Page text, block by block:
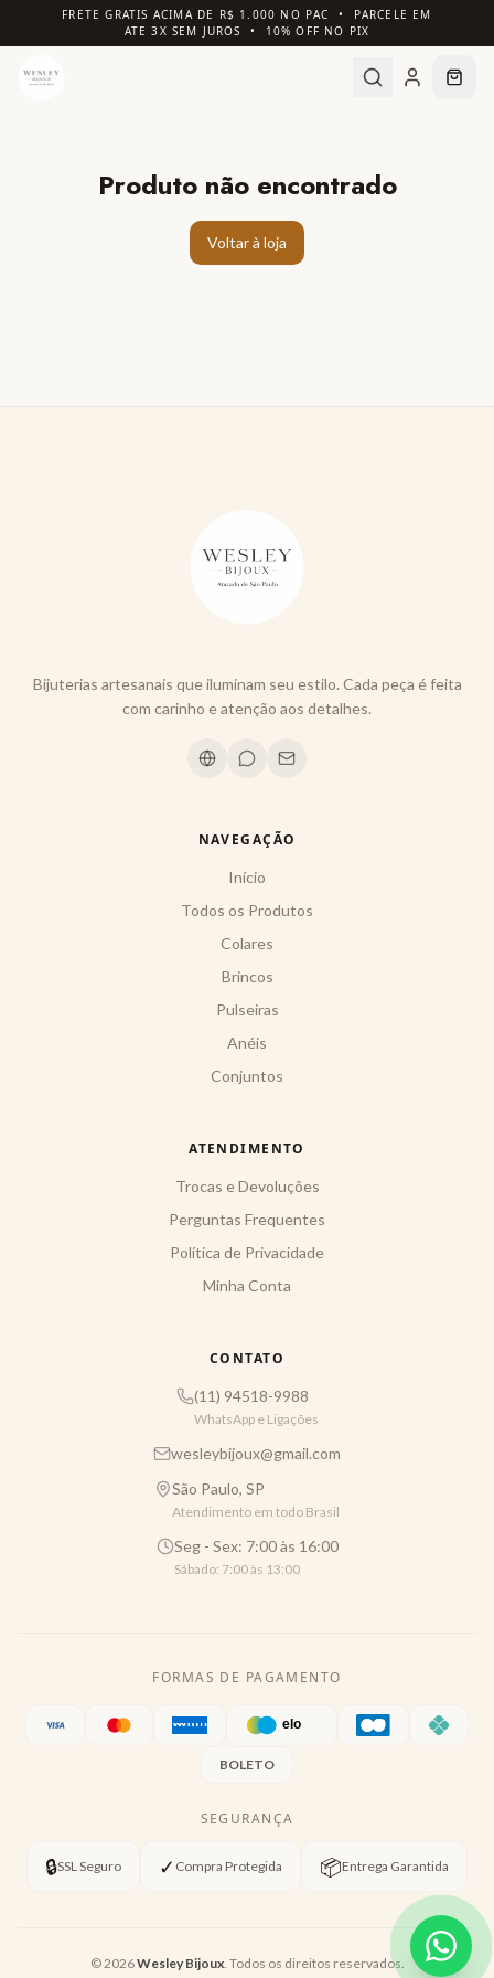
FRETE GRATIS ACIMA DE R$ 1.000 NO PAC • PARCELE EM
ATE 3X SEM JUROS • 10% OFF NO PIX
Produto não encontrado
Voltar à loja
Bijuterias artesanais que iluminam seu estilo. Cada peça é feita
com carinho e atenção aos detalhes.
NAVEGAÇÃO
Início
Todos os Produtos
Colares
Brincos
Pulseiras
Anéis
Conjuntos
ATENDIMENTO
Trocas e Devoluções
Perguntas Frequentes
Política de Privacidade
Minha Conta
CONTATO
(11) 94518-9988
WhatsApp e Ligações
wesleybijoux@gmail.com
São Paulo, SP
Atendimento em todo Brasil
Seg - Sex: 7:00 às 16:00
Sábado: 7:00 às 13:00
FORMAS DE PAGAMENTO
BOLETO
SEGURANÇA
🔒SSL Seguro ✓ Compra Protegida 📦Entrega Garantida
©2026Wesley Bijoux. Todos os direitos reservados.